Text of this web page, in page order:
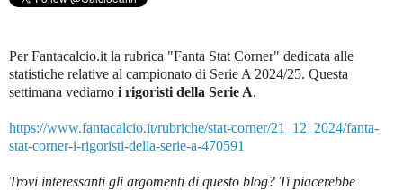
Per Fantacalcio.it la rubrica "Fanta Stat Corner" dedicata alle
statistiche relative al campionato di Serie A 2024/25. Questa
settimana vediamo i rigoristi della Serie A.
https://www.fantacalcio.it/rubriche/stat-corner/21_12_2024/fanta-
stat-corner-i-rigoristi-della-serie-a-470591
Trovi interessanti gli argomenti di questo blog? Ti piacerebbe